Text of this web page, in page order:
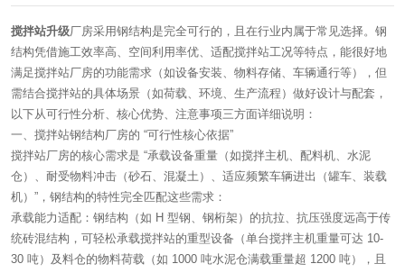
搅拌站升级厂房采用钢结构是完全可行的，且在行业内属于常见选择。钢
结构凭借施工效率高、空间利用率优、适配搅拌站工况等特点，能很好地
满足搅拌站厂房的功能需求（如设备安装、物料存储、车辆通行等），但
需结合搅拌站的具体场景（如荷载、环境、生产流程）做好设计与配套，
以下从可行性分析、核心优势、注意事项三方面详细说明：
一、搅拌站钢结构厂房的 “可行性核心依据”
搅拌站厂房的核心需求是 “承载设备重量（如搅拌主机、配料机、水泥
仓）、耐受物料冲击（砂石、混凝土）、适应频繁车辆进出（罐车、装载
机）”，钢结构的特性完全匹配这些需求：
承载能力适配：钢结构（如 H 型钢、钢桁架）的抗拉、抗压强度远高于传
统砖混结构，可轻松承载搅拌站的重型设备（单台搅拌主机重量可达 10-
30 吨）及料仓的物料荷载（如 1000 吨水泥仓满载重量超 1200 吨），且